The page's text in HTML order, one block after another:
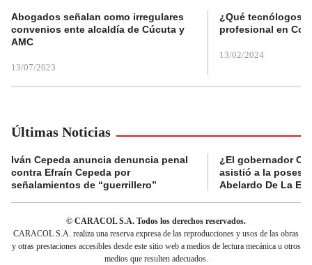
Abogados señalan como irregulares
convenios ente alcaldía de Cúcuta y
AMC
13/07/2023
¿Qué tecnólogos
profesional en
13/02/2024
Últimas Noticias
Iván Cepeda anuncia denuncia penal
contra Efraín Cepeda por
señalamientos de “guerrillero”
¿El gobernador
asistió a la
Abelardo De La
© CARACOL S.A. Todos los derechos reservados.
CARACOL S.A. realiza una reserva expresa de las reproducciones y usos de las obras
y otras prestaciones accesibles desde este sitio web a medios de lectura mecánica u otros
medios que resulten adecuados.